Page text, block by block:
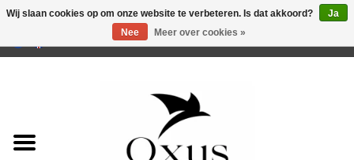
Wij slaan cookies op om onze website te verbeteren. Is dat akkoord?
Ja
Nee
Meer over cookies »